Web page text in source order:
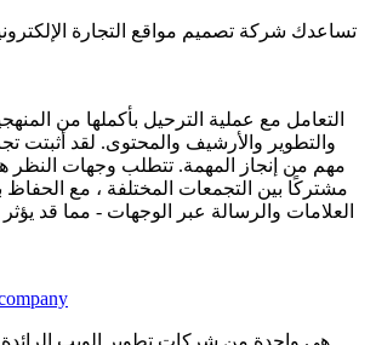
تساعدك شركة تصميم مواقع التجارة
والتطوير والأرشيف والمحتوى. لقد أثبتت
مهم من إنجاز المهمة. تتطلب وجهات النظر
مشتركًا بين التجمعات المختلفة ، مع
العلامات والرسالة عبر الوجهات - مما قد